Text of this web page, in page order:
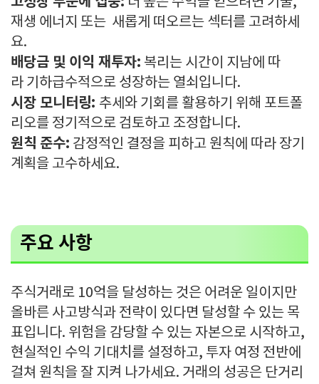
재생 에너지 또는 새롭게 떠오르는 섹터를 고려하세
요.
배당금 및 이익 재투자: 복리는 시간이 지남에 따
라 기하급수적으로 성장하는 열쇠입니다.
시장 모니터링: 추세와 기회를 활용하기 위해 포트폴
리오를 정기적으로 검토하고 조정합니다.
원칙 준수: 감정적인 결정을 피하고 원칙에 따라 장기
계획을 고수하세요.
주요 사항
주식거래로 10억을 달성하는 것은 어려운 일이지만
올바른 사고방식과 전략이 있다면 달성할 수 있는 목
표입니다. 위험을 감당할 수 있는 자본으로 시작하고,
현실적인 수익 기대치를 설정하고, 투자 여정 전반에
걸쳐 원칙을 잘 지켜 나가세요. 거래의 성공은 단거리